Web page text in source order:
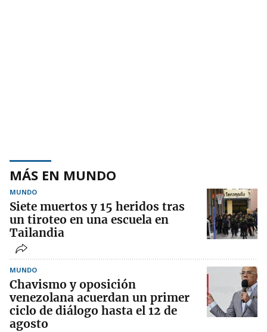
MÁS EN MUNDO
MUNDO
Siete muertos y 15 heridos tras
un tiroteo en una escuela en
Tailandia
MUNDO
Chavismo y oposición
venezolana acuerdan un primer
ciclo de diálogo hasta el 12 de
agosto